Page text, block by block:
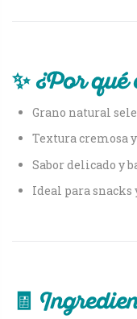
✨ ¿Por
Grano natural
Textura cremosa
Sabor delicado y
Ideal para snacks
🧾